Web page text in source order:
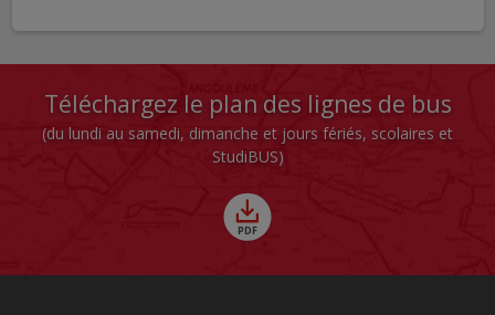
Téléchargez le plan des lignes de bus
(du lundi au samedi, dimanche et jours fériés, scolaires et
StudiBUS)